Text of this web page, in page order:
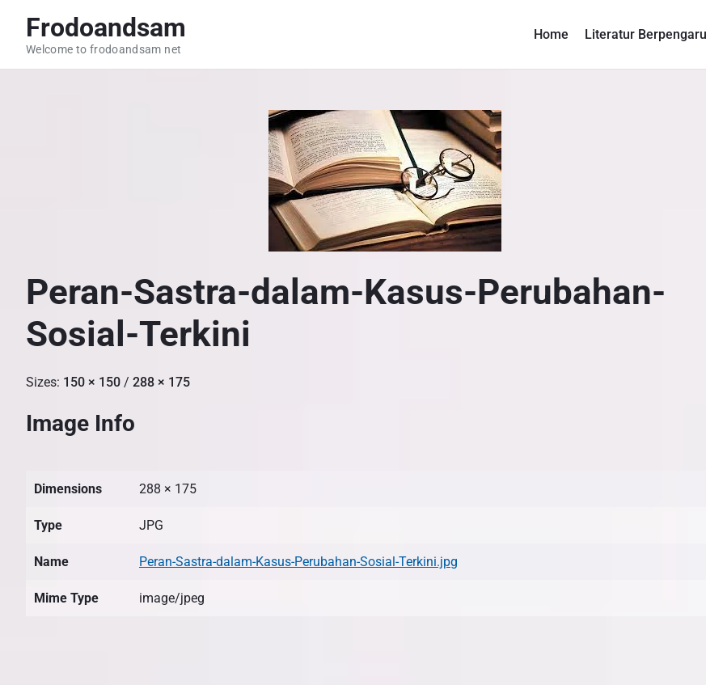
Frodoandsam
Welcome to frodoandsam net
Home Literatur
Peran-Sastra-dalam-Kasus-Perubahan-
Sosial-Terkini
Sizes: 150 × 150 / 288 × 175
Image Info
Dimensions 288 × 175
Type JPG
Name Peran-Sastra-dalam-Kasus-Perubahan-Sosial-Terkini.jpg
Mime Type image/jpeg